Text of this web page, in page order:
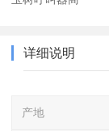
详细说明
产地